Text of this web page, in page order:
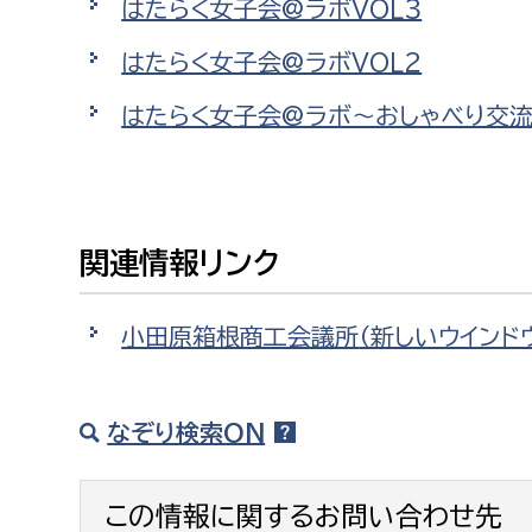
はたらく女子会@ラボVOL３
はたらく女子会@ラボVOL２
はたらく女子会@ラボ〜おしゃべり交
関連情報リンク
小田原箱根商工会議所（新しいウインド
なぞり検索ON
この情報に関するお問い合わせ先